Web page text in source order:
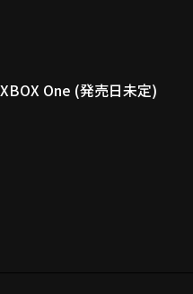
One (発売日未定)